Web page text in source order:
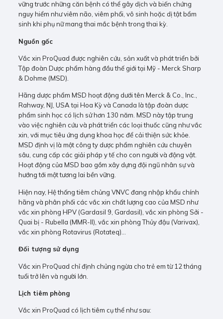
vững trước những căn bệnh có thể gây dịch và biến chứng
nguy hiểm như viêm não, viêm phổi, vô sinh hoặc dị tật bẩm
sinh khi phụ nữ mang thai mắc bệnh trong thai kỳ.
Nguồn gốc
Vắc xin ProQuad được nghiên cứu, sản xuất và phát triển bởi
Tập đoàn Dược phẩm hàng đầu thế giới tại Mỹ - Merck Sharp
& Dohme (MSD).
Hãng dược phẩm MSD hoạt động dưới tên Merck & Co., Inc.,
Rahway, NJ, USA tại Hoa Kỳ và Canada là tập đoàn dược
phẩm sinh học có lịch sử hơn 130 năm. MSD này tập trung
vào việc nghiên cứu và phát triển các loại thuốc cũng như vắc
xin, với mục tiêu ứng dụng khoa học để cải thiện sức khỏe.
MSD định vị là một công ty dược phẩm nghiên cứu chuyên
sâu, cung cấp các giải pháp y tế cho con người và động vật.
Hoạt động của MSD bao gồm xây dựng đội ngũ nhân sự và
hướng tới một tương lai bền vững.
Hiện nay, Hệ thống tiêm chủng VNVC đang nhập khẩu chính
hãng và phân phối các vắc xin chất lượng cao của MSD như
vắc xin phòng HPV (Gardasil 9, Gardasil), vắc xin phòng Sởi -
Quai bị - Rubella (MMR-II), vắc xin phòng Thủy đậu (Varivax),
vắc xin phòng Rotavirus (Rotateq)…
Đối tượng sử dụng
Vắc xin ProQuad chỉ định chủng ngừa cho trẻ em từ 12 tháng
tuổi trở lên và người lớn.
Lịch tiêm phòng
Vắc xin ProQuad có lịch tiêm cụ thể như sau: